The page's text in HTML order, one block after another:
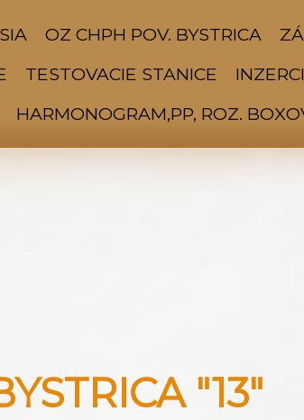
OZ CHPH POV. BYSTRICA
TESTOVACIE STANICE
HARMONOGRAM,PP, ROZ.
"13"